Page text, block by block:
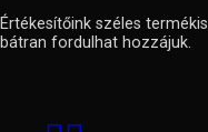
Értékesítőink széles
bátran fordulhat hozzájuk.